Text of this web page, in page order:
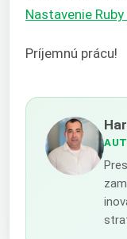
Nastavenie
Príjemnú prácu!